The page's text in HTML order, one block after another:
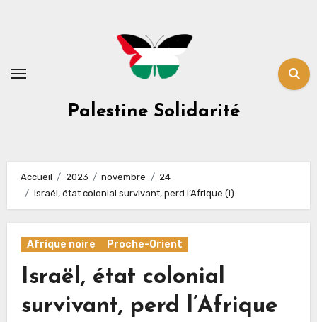
Palestine Solidarité
Accueil 2023 novembre
24
Israël, état colonial survivant, perd l’Afrique (I)
Afrique noire Proche-Orient
Israël, état colonial
survivant, perd l’Afrique